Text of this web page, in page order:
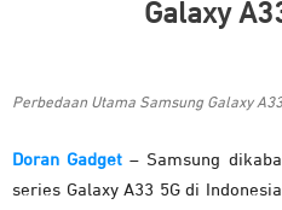
Galaxy
Perbedaan Utama Samsung Galaxy
Doran Gadget – Samsung
series Galaxy A33 5G di